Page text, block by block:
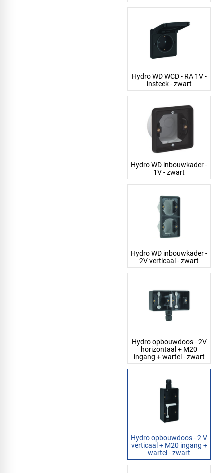
Hydro WD WCD - RA 1V -
insteek - zwart
Hydro WD inbouwkader -
1V - zwart
Hydro WD inbouwkader -
2V verticaal - zwart
Hydro opbouwdoos - 2V
horizontaal + M20
ingang + wartel - zwart
Hydro opbouwdoos - 2 V
verticaal + M20 ingang +
wartel - zwart